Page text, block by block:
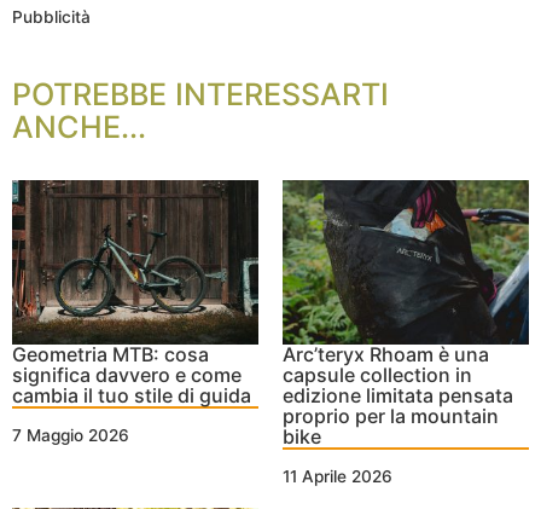
Pubblicità
POTREBBE INTERESSARTI
ANCHE...
Geometria MTB: cosa
significa davvero e come
cambia il tuo stile di guida
7 Maggio 2026
Arc’teryx Rhoam è una
capsule collection in
edizione limitata pensata
proprio per la mountain
bike
11 Aprile 2026